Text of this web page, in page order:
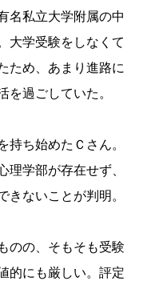
名私立大学附属の中
大学受験をしなくて
ため、あまり進路に
過ごしていた。
ち始めたＣさん。
学部が存在せず、
ないことが判明。
のの、そもそも受験
的にも厳しい。評定